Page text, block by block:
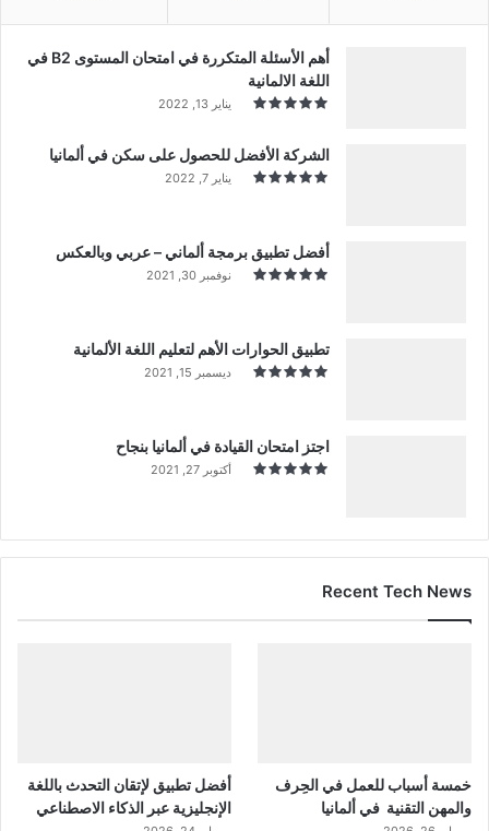
أهم الأسئلة المتكررة في امتحان المستوى B2 في
اللغة الالمانية
يناير 13, 2022
الشركة الأفضل للحصول على سكن في ألمانيا
يناير 7, 2022
أفضل تطبيق برمجة ألماني – عربي وبالعكس
نوفمبر 30, 2021
تطبيق الحوارات الأهم لتعليم اللغة الألمانية
ديسمبر 15, 2021
اجتز امتحان القيادة في ألمانيا بنجاح
أكتوبر 27, 2021
Recent Tech News
خمسة أسباب للعمل في الحِرف
والمهن التقنية في ألمانيا
أفضل تطبيق لإتقان التحدث باللغة
الإنجليزية عبر الذكاء الاصطناعي